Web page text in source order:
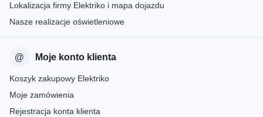
Lokalizacja firmy Elektriko i mapa dojazdu
Nasze realizacje oświetleniowe
Moje konto klienta
Koszyk zakupowy Elektriko
Moje zamówienia
Rejestracja konta klienta